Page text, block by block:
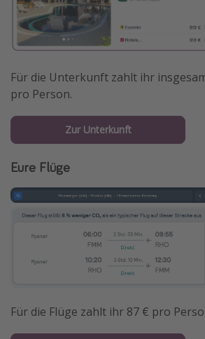
Für die Unterkunft zahlt ihr
pro Person.
Zur Unterkunft
Eure Flüge
Für die Flüge zahlt ihr 87 € pro